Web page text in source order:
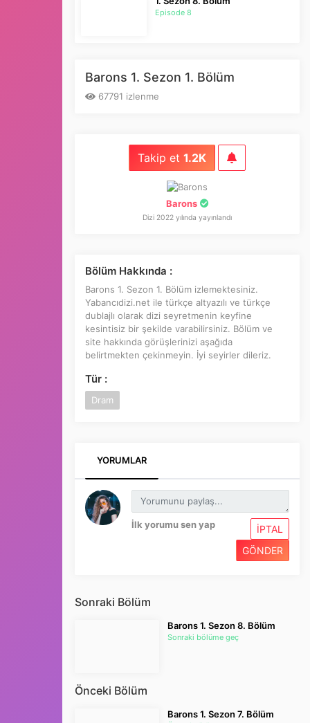
Episode 8
Barons 1. Sezon 1. Bölüm
67791 izlenme
Takip et 1.2K
Barons
Dizi 2022 yılında yayınlandı
Bölüm Hakkında :
Barons 1. Sezon 1. Bölüm izlemektesiniz.
Yabancıdizi.net ile türkçe altyazılı ve türkçe
dublajlı olarak dizi seyretmenin keyfine
kesintisiz bir şekilde varabilirsiniz. Bölüm ve
site hakkında görüşlerinizi aşağıda
belirtmekten çekinmeyin. İyi seyirler dileriz.
Tür :
Dram
YORUMLAR
İlk yorumu sen yap
İPTAL
GÖNDER
Sonraki Bölüm
Barons 1. Sezon 8. Bölüm
Sonraki bölüme geç
Önceki Bölüm
Barons 1. Sezon 7. Bölüm